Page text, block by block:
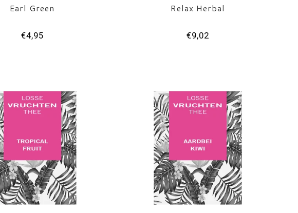
Earl Green
€4,95
Relax Herbal
€9,02